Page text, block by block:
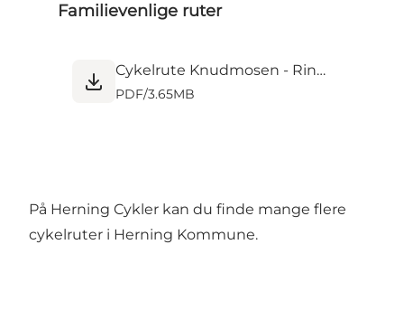
Familievenlige ruter
Cykelrute Knudmosen - Rind Kirke - Skærbæk.pdf
PDF/3.65MB
På Herning Cykler kan du finde mange flere
cykelruter i Herning Kommune.